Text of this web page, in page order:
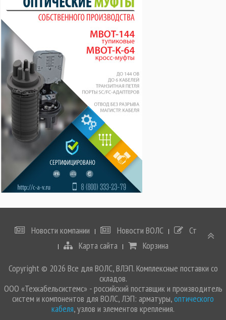
Новости компании Новости ВОЛС
Статьи
Карта сайта
Корзина
Copyright © 2026 Все для ВОЛС, ВЛЭП. Комплексные поставки со
складов.
ООО «Техкабельсистемс» - российский поставщик и производитель
систем и компонентов для ВОЛС, ЛЭП: арматуры,оптического
кабеля, узлов и элементов крепления.